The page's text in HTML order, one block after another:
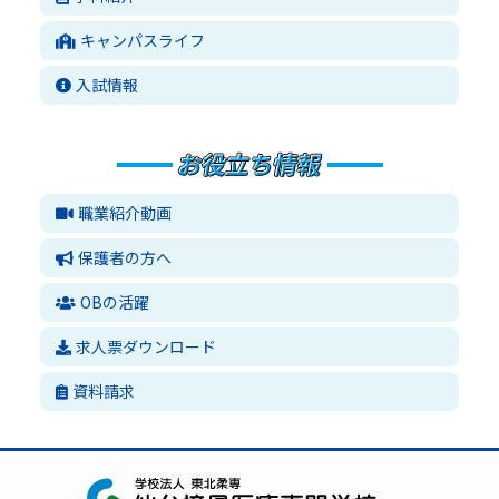
キャンパスライフ
入試情報
職業紹介動画
保護者の方へ
OBの活躍
求人票ダウンロード
資料請求